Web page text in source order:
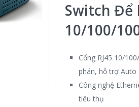
Switch Để
10/100/
Cổng RJ45 10/
phán, hỗ trợ Auto
Công nghệ
tiêu thụ